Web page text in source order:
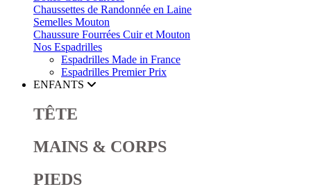
Chaussettes de Randonnée en Laine
Semelles Mouton
Chaussure Fourrées Cuir et Mouton
Nos Espadrilles
Espadrilles Made in France
Espadrilles Premier Prix
ENFANTS
TÊTE
MAINS & CORPS
PIEDS